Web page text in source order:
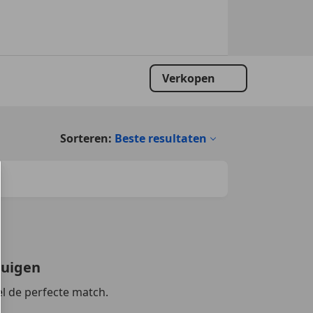
Verkopen
Sorteren: Beste resultaten
de perfecte match.